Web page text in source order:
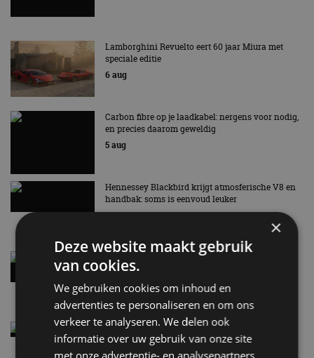
Lamborghini Revuelto eert 60 jaar Miura met
speciale editie
6 aug
Carbon fibre op je laadkabel: nergens voor nodig,
en precies daarom geweldig
5 aug
Hennessey Blackbird krijgt atmosferische V8 en
handbak: soms is eenvoud leuker
5 aug
Audi A2 e-Tron mikt op verbruik van 12,8 kWh
per 100 kilometer
4 aug
Elektrische Geely E2 (tijdelijk) net zo goedkoop
als een Renault Twingo
4 aug
×
Deze website maakt gebruik
van cookies.
We gebruiken cookies om inhoud en
advertenties te personaliseren en om ons
verkeer te analyseren. We delen ook
informatie over uw gebruik van onze site
met onze advertentie- en analysepartners,